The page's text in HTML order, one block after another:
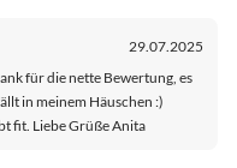
29.07.2025
für die nette Bewertung, es
in meinem Häuschen :)
fit. Liebe Grüße Anita